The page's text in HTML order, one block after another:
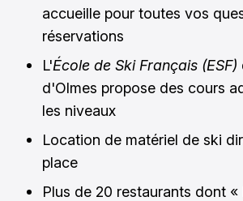
accueille pour toutes vos
réservations
L'École de Ski Français (ESF)
d'Olmes propose des cours
les niveaux
Location de matériel de ski
place
Plus de 20 restaurants dont